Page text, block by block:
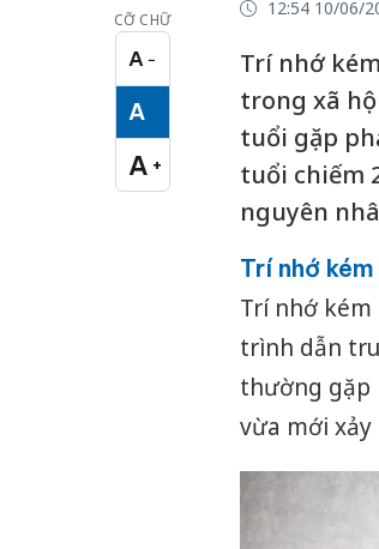
CỠ CHỮ
A −
Cỡ chữ nhỏ
A
Cỡ chữ vừa
A +
Cỡ chữ lớn
12:54 10/06/
Trí nhớ
trong xã
tuổi gặp
tuổi chiếm
nguyên
Trí nhớ
Trí nhớ
trình dẫn
thường gặp
vừa mới